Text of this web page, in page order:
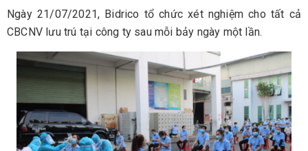
Ngày 21/07/2021, Bidrico tổ chức xét nghiệm cho tất cả
CBCNV lưu trú tại công ty sau mỗi bảy ngày một lần.